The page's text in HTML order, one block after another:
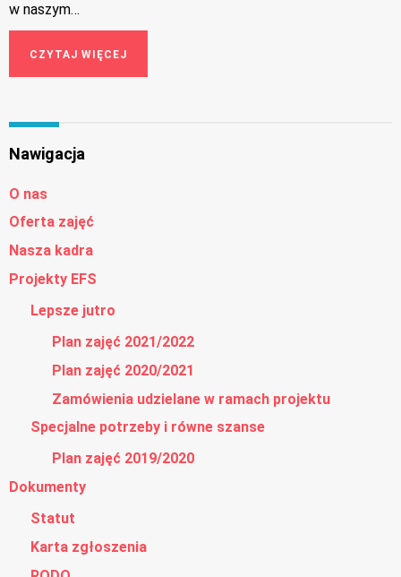
w naszym…
CZYTAJ WIĘCEJ
Nawigacja
O nas
Oferta zajęć
Nasza kadra
Projekty EFS
Lepsze jutro
Plan zajęć 2021/2022
Plan zajęć 2020/2021
Zamówienia udzielane w ramach projektu
Specjalne potrzeby i równe szanse
Plan zajęć 2019/2020
Dokumenty
Statut
Karta zgłoszenia